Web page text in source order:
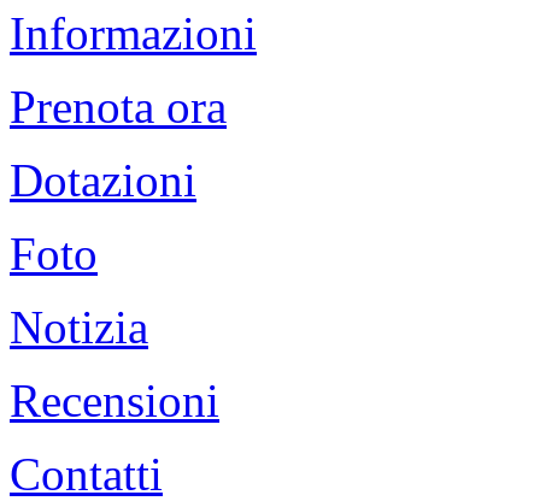
Informazioni
Prenota ora
Dotazioni
Foto
Notizia
Recensioni
Contatti